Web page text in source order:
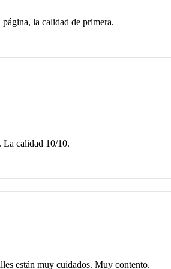
la calidad de primera.
La calidad 10/10.
están muy cuidados. Muy contento.